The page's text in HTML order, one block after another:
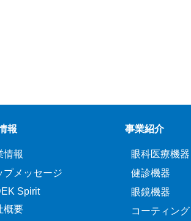
報
情報
プメッセージ
Spirit
概要
事業紹介
眼科医療機器
健診機器
眼鏡機器
コーティング